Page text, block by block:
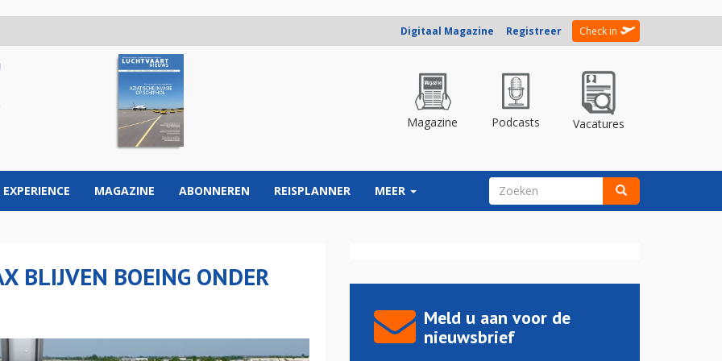
Digitaal Magazine Registreer Check in
Magazine Podcasts Vacatures
EXPERIENCE MAGAZINE ABONNEREN REISPLANNER MEER ZOEKVELD
BLIJVEN BOEING ONDER
Meld u aan voor de
nieuwsbrief